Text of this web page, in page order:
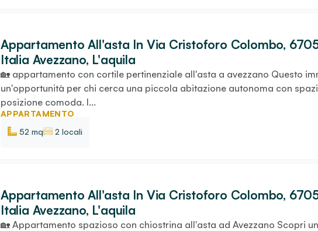
Appartamento All'asta In Via Cristoforo Colombo,
Italia Avezzano, L'aquila
🏡 appartamento con cortile pertinenziale all'asta a avezzano Questo
un'opportunità per chi cerca una piccola abitazione autonoma con
posizione comoda. I...
APPARTAMENTO
52 mq
2 locali
Appartamento All'asta In Via Cristoforo Colombo,
Italia Avezzano, L'aquila
🏡 Appartamento spazioso con chiostrina all'asta ad Avezzano Scopri